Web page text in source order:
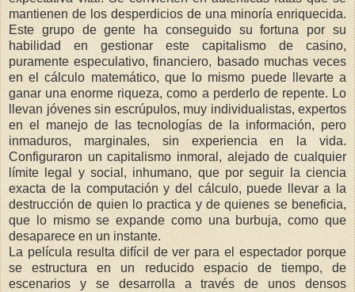
mantienen de los desperdicios de una minoría enriquecida.
Este grupo de gente ha conseguido su fortuna por su
habilidad en gestionar este capitalismo de casino,
puramente especulativo, financiero, basado muchas veces
en el cálculo matemático, que lo mismo puede llevarte a
ganar una enorme riqueza, como a perderlo de repente. Lo
llevan jóvenes sin escrúpulos, muy individualistas, expertos
en el manejo de las tecnologías de la información, pero
inmaduros, marginales, sin experiencia en la vida.
Configuraron un capitalismo inmoral, alejado de cualquier
límite legal y social, inhumano, que por seguir la ciencia
exacta de la computación y del cálculo, puede llevar a la
destrucción de quien lo practica y de quienes se beneficia,
que lo mismo se expande como una burbuja, como que
desaparece en un instante.
La película resulta difícil de ver para el espectador porque
se estructura en un reducido espacio de tiempo, de
escenarios y se desarrolla a través de unos densos